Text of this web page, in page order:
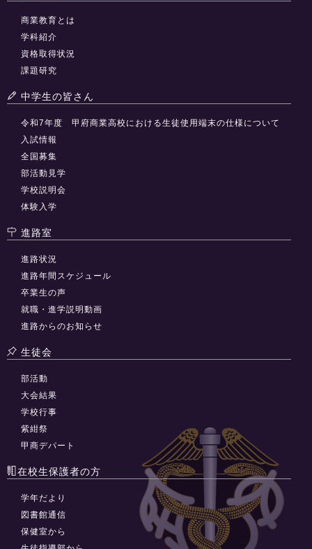
商業教育とは
学科紹介
資格取得状況
課題研究
中学生の皆さん
令和7年度 甲府商業高校における生徒使用端末の仕様について
入試情報
全国募集
部活動見学
学校説明会
体験入学
進路室
進路状況
進路年間スケジュール
卒業生の声
就職・進学説明動画
進路からのお知らせ
生徒会
部活動
大会結果
学校行事
紫紺祭
甲商デパート
在校生保護者の方
学年だより
図書館通信
保健室から